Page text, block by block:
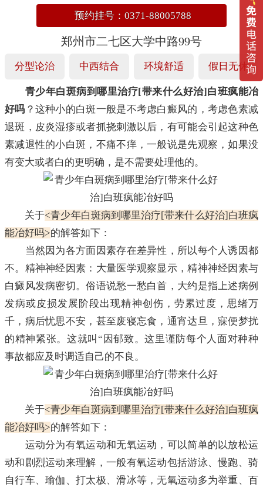
预约挂号：0371-88005788
郑州市二七区大学中路99号
分型论治 中西结合 环境舒适 假日无休
青少年白斑病到哪里治疗[带来什么好治]白班疯能冶
好吗 ？这种小的白斑一般是不考虑白癜风的，考虑色素减
退斑，皮炎湿疹或者抓挠刺激以后，有可能会引起这种色
素减退性的小白斑，不痛不痒，一般说是先观察，如果没
有变大或者白的更明确，是不需要处理他的。
关于<青少年白斑病到哪里治疗[带来什么好治]白班疯
能冶好吗>的解答如下：
当然因为各方面因素存在差异性，所以每个人诱因都
不。精神神经因素：大量医学观察显示，精神神经因素与
白癜风发病密切。俗语说愁一愁白首，大约是指上述病例
发病或皮损发展阶段出现精神创伤，劳累过度，思绪万
千，病后忧思不安，甚至废寝忘食，通宵达旦，寐便梦扰
的精神紧张。这就叫“因郁致。这里谨防每个人面对种种
事故都应及时调适自己的不良。
关于<青少年白斑病到哪里治疗[带来什么好治]白班疯
能冶好吗>的解答如下：
运动分为有氧运动和无氧运动，可以简单的以放松运
动和剧烈运动来理解，一般有氧运动包括游泳、慢跑、骑
自行车、瑜伽、打太极、滑冰等，无氧运动多为举重、百